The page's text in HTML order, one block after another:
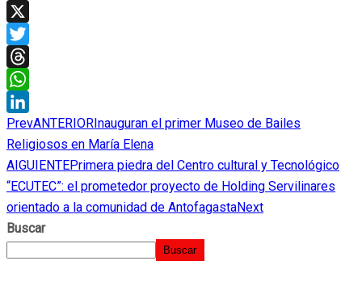
Facebook
X
Twitter
Threads
WhatsApp
LinkedIn
PrevANTERIOR Inauguran el primer Museo de Bailes
Religiosos en María Elena
AIGUIENTEPrimera piedra del Centro cultural y Tecnológico
“ECUTEC”: el prometedor proyecto de Holding Servilinares
orientado a la comunidad de AntofagastaNext
Buscar
Buscar